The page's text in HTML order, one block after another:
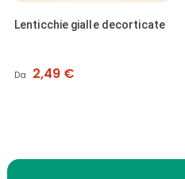
Lenticchie gialle decorticate
Da Prezzo
2,49 €